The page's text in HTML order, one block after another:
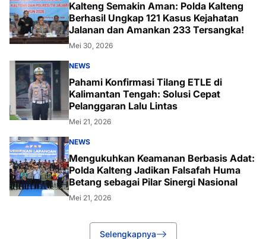
Mei 21, 2026
NEWS
Mengukuhkan Keamanan Berbasis Adat:
Polda Kalteng Jadikan Falsafah Huma
Mei 21, 2026
Selengkapnya
Failed to load posts.
Berita Terpopuler
Bantuan BLT-DD Tahap III